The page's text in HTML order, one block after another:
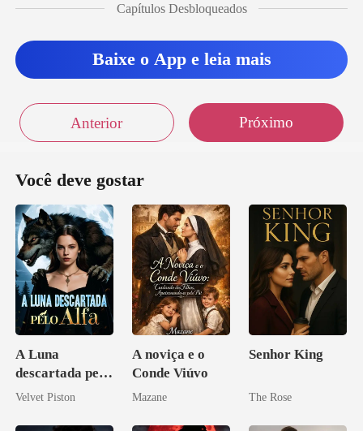
Capítulos Desbloqueados
Baixe o App e leia mais
Anterior Próximo
Você deve gostar
A Luna
descartada pelo
Alfa
Velvet Piston
A noviça e o
Conde Viúvo
Mazane
Senhor King
The Rose